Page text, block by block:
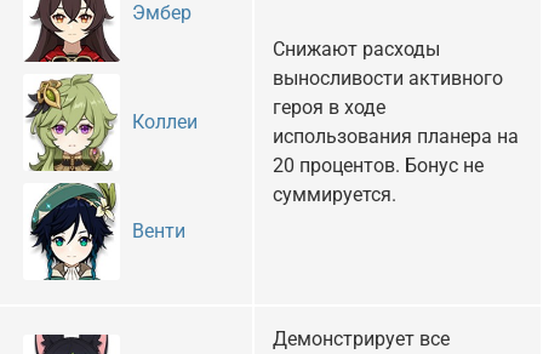
Эмбер
Коллеи
Венти
Снижают расходы
выносливости активного
героя в ходе
использования планера на
20 процентов. Бонус не
суммируется.
Демонстрирует все